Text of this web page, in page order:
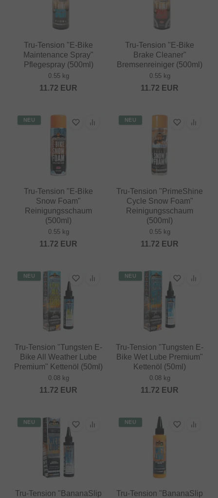
Tru-Tension "E-Bike
Maintenance Spray"
Pflegespray (500ml)
0.55 kg
11.72 EUR
Tru-Tension "E-Bike
Brake Cleaner"
Bremsenreiniger (500ml)
0.55 kg
11.72 EUR
NEU
Tru-Tension "E-Bike
Snow Foam"
Reinigungsschaum
(500ml)
0.55 kg
11.72 EUR
NEU
Tru-Tension "PrimeShine
Cycle Snow Foam"
Reinigungsschaum
(500ml)
0.55 kg
11.72 EUR
NEU
Tru-Tension "Tungsten E-
Bike All Weather Lube
Premium" Kettenöl (50ml)
0.08 kg
11.72 EUR
NEU
Tru-Tension "Tungsten E-
Bike Wet Lube Premium"
Kettenöl (50ml)
0.08 kg
11.72 EUR
NEU
Tru-Tension "BananaSlip
NEU
Tru-Tension "BananaSlip